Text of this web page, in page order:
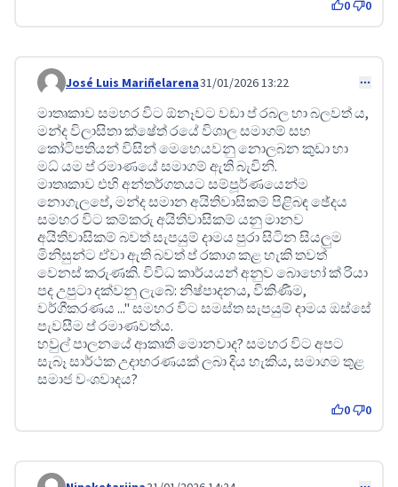
0 0
Comment 668
José Luis Mariñelarena31/01/2026 13:22
මාතෘකාව සමහර විට ඕනෑවට වඩා ප් රබල හා බලවත් ය,
මන්ද විලාසිතා ක්ෂේත් රයේ විශාල සමාගම් සහ
කෝටිපතියන් විසින් මෙහෙයවනු නොලබන කුඩා හා
මධ් යම ප් රමාණයේ සමාගම් ඇති බැවිනි.
මාතෘකාව එහි අන්තර්ගතයට සම්පූර්ණයෙන්ම
නොගැලපේ, මන්ද සමාන අයිතිවාසිකම් පිළිබඳ ඡේදය
සමහර විට කම්කරු අයිතිවාසිකම් යනු මානව
අයිතිවාසිකම් බවත් සැපයුම් දාමය පුරා සිටින සියලුම
මිනිසුන්ට ඒවා ඇති බවත් ප් රකාශ කළ හැකි තවත්
වෙනස් කරුණකි. විවිධ කාර්යයන් අනුව බොහෝ ක් රියා
පද උපුටා දක්වනු ලැබේ: නිෂ්පාදනය, විකිණීම,
වර්ගීකරණය ..." සමහර විට සමස්ත සැපයුම් දාමය ඔස්සේ
පැවසීම ප් රමාණවත්ය.
හවුල් පාලනයේ ආකෘති මොනවාද? සමහර විට අපට
සැබෑ සාර්ථක උදාහරණයක් ලබා දිය හැකිය, සමාගම තුළ
සමාජ වංශවාදය?
0 0